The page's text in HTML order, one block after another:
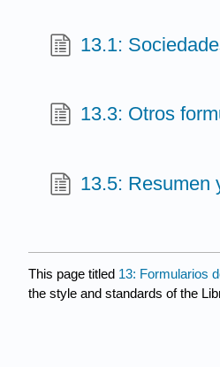
13.1:
13.3: Otros
13.5: Resumen
This page titled 13: Formularios
the style and standards of the